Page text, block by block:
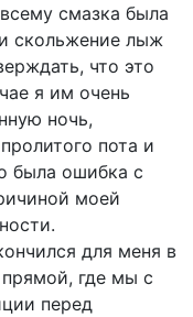
смазка была
скольжение лыж
что это
я им очень
ночь,
пота и
была ошибка с
моей
для меня в
где мы с
перед